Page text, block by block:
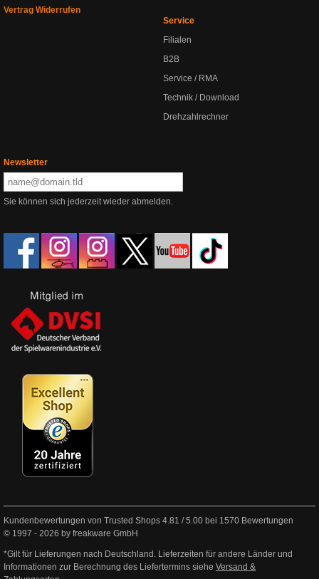
Vertrag Widerrufen
Service
Filialen
B2B
Service / RMA
Technik / Download
Drehzahlrechner
Newsletter
Sie können sich jederzeit wieder abmelden.
Kundenbewertungen von Trusted Shops 4.81 /5.00 bei 1570 Bewertungen
© 1997 - 2026 by freakware GmbH
*Gilt für Lieferungen nach Deutschland. Lieferzeiten für andere Länder und
Informationen zur Berechnung des Liefertermins siehe Versand &